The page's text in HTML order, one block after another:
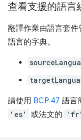
查看支援的語言
翻譯作業由語言套
語言的字典。
請使用 BCP 47 語言
'es' 或法文的 'fr'